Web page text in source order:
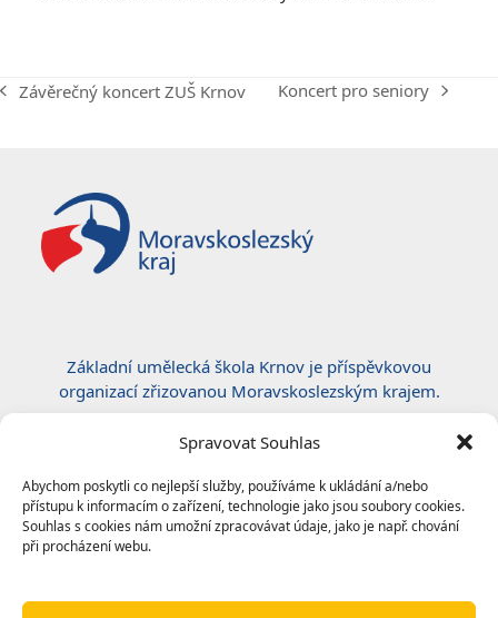
Spravovat Souhlas
Abychom poskytli co nejlepší služby, používáme k ukládání a/nebo
přístupu k informacím o zařízení, technologie jako jsou soubory cookies.
Souhlas s cookies nám umožní zpracovávat údaje, jako je např. chování
při procházení webu.
previous
Závěrečný koncert ZUŠ Krnov
next
Koncert pro seniory
Základní umělecká škola Krnov je příspěvkovou
organizací zřizovanou Moravskoslezským krajem.
Certifikace ČSN EN ISO 50001:2019